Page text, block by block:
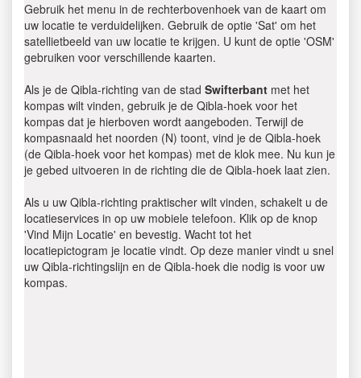
Gebruik het menu in de rechterbovenhoek van de kaart om
uw locatie te verduidelijken. Gebruik de optie 'Sat' om het
satellietbeeld van uw locatie te krijgen. U kunt de optie 'OSM'
gebruiken voor verschillende kaarten.
Als je de Qibla-richting van de stad Swifterbant met het
kompas wilt vinden, gebruik je de Qibla-hoek voor het
kompas dat je hierboven wordt aangeboden. Terwijl de
kompasnaald het noorden (N) toont, vind je de Qibla-hoek
(de Qibla-hoek voor het kompas) met de klok mee. Nu kun je
je gebed uitvoeren in de richting die de Qibla-hoek laat zien.
Als u uw Qibla-richting praktischer wilt vinden, schakelt u de
locatieservices in op uw mobiele telefoon. Klik op de knop
'Vind Mijn Locatie' en bevestig. Wacht tot het
locatiepictogram je locatie vindt. Op deze manier vindt u snel
uw Qibla-richtingslijn en de Qibla-hoek die nodig is voor uw
kompas.